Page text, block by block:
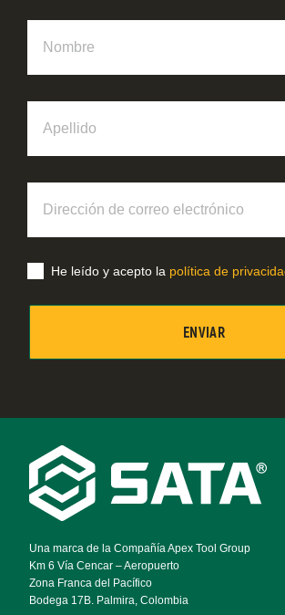
Footer
Navigation
Una marca de la Compañía Apex Tool Group
Km 6 Vía Cencar – Aeropuerto
Zona Franca del Pacífico
Bodega 17B. Palmira, Colombia
correo
electrónico
He leído y acepto la política de